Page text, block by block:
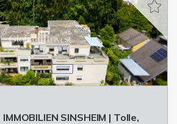
SINSHEIM | Tolle,